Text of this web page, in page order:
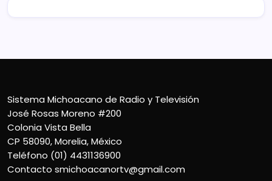
Sistema Michoacano de Radio y Televisión
José Rosas Moreno #200
Colonia Vista Bella
CP 58090, Morelia, México
Teléfono (01) 4431136900
Contacto smichoacanortv@gmail.com